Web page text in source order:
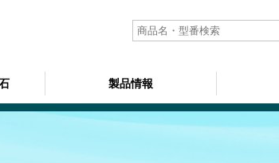
製品情報